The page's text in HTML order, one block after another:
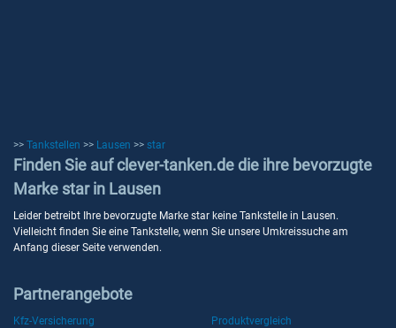
>> Tankstellen >> Lausen >> star
Finden Sie auf clever-tanken.de die ihre bevorzugte
Marke star in Lausen
Leider betreibt Ihre bevorzugte Marke star keine Tankstelle in Lausen.
Vielleicht finden Sie eine Tankstelle, wenn Sie unsere Umkreissuche am
Anfang dieser Seite verwenden.
Partnerangebote
Kfz-Versicherung
Produktvergleich